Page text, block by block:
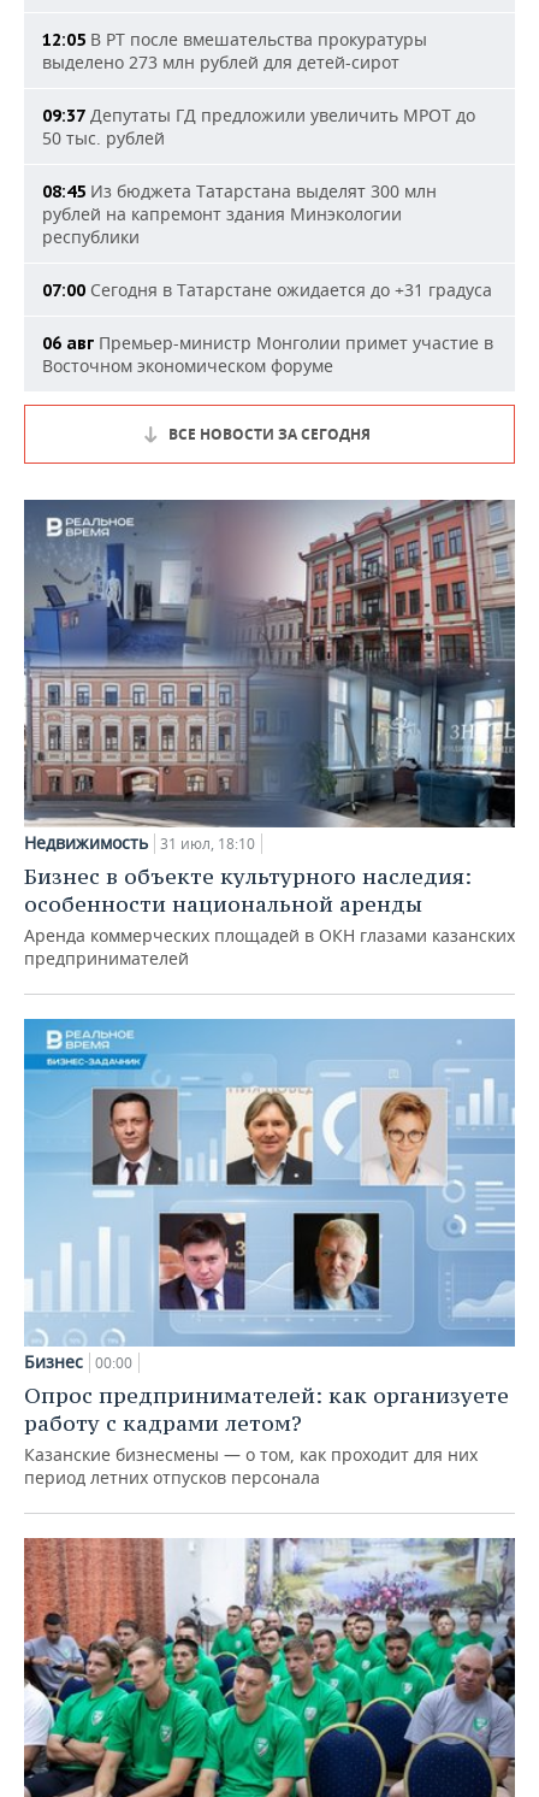
12:05 В РТ после вмешательства прокуратуры
выделено 273 млн рублей для детей-сирот
09:37 Депутаты ГД предложили увеличить МРОТ до
50 тыс. рублей
08:45 Из бюджета Татарстана выделят 300 млн
рублей на капремонт здания Минэкологии
республики
07:00 Сегодня в Татарстане ожидается до +31 градуса
06 авг Премьер-министр Монголии примет участие в
Восточном экономическом форуме
ВСЕ НОВОСТИ ЗА СЕГОДНЯ
Недвижимость 31 июл, 18:10
Бизнес в объекте культурного наследия:
особенности национальной аренды
Аренда коммерческих площадей в ОКН глазами казанских
предпринимателей
Бизнес 00:00
Опрос предпринимателей: как организуете
работу с кадрами летом?
Казанские бизнесмены — о том, как проходит для них
период летних отпусков персонала